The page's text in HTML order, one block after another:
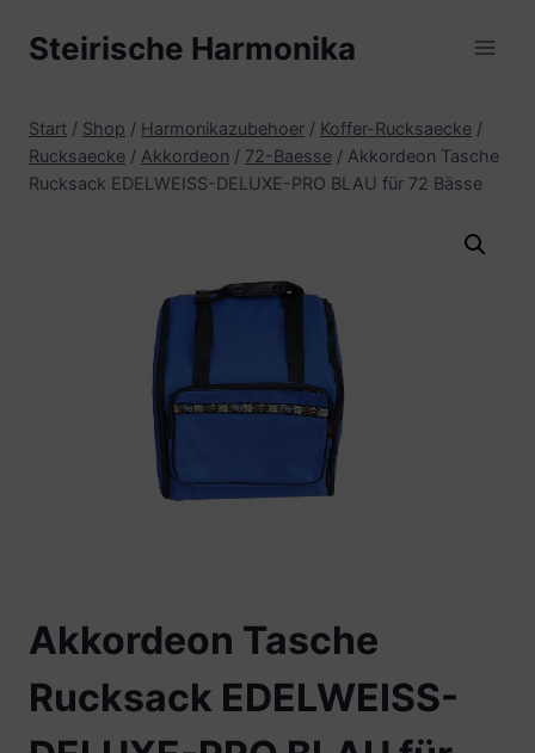
InhaltSteirische Harmonika
Start / Shop / Harmonikazubehoer / Koffer-Rucksaecke /
Rucksaecke / Akkordeon / 72-Baesse / Akkordeon Tasche
Rucksack EDELWEISS-DELUXE-PRO BLAU für 72 Bässe
Akkordeon Tasche
Rucksack EDELWEISS-